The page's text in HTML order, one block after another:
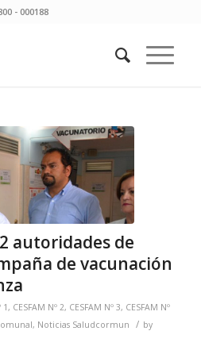
- 000188
autoridades de
de vacunación
1 , CESFAM Nº 2, CESFAM Nº 3, CESFAM Nº
, Noticias Saludcormun / by